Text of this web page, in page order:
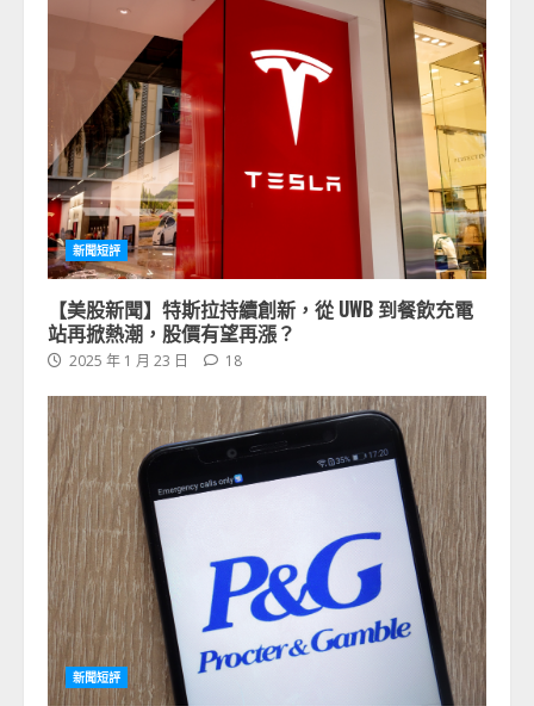
新聞短評
【美股新聞】特斯拉持續創新，從 UWB 到餐飲充電
站再掀熱潮，股價有望再漲？
2025 年 1 月 23 日 18
新聞短評